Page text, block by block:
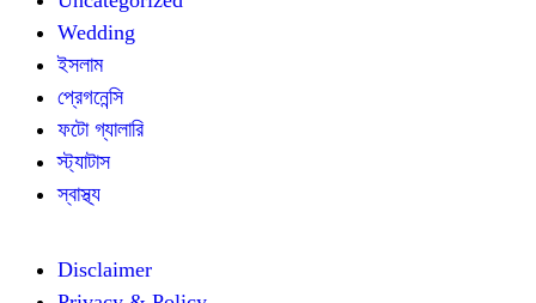
Wedding
ইসলাম
প্রেগনেন্সি
ফটো গ্যালারি
স্ট্যাটাস
স্বাস্থ্য
Disclaimer